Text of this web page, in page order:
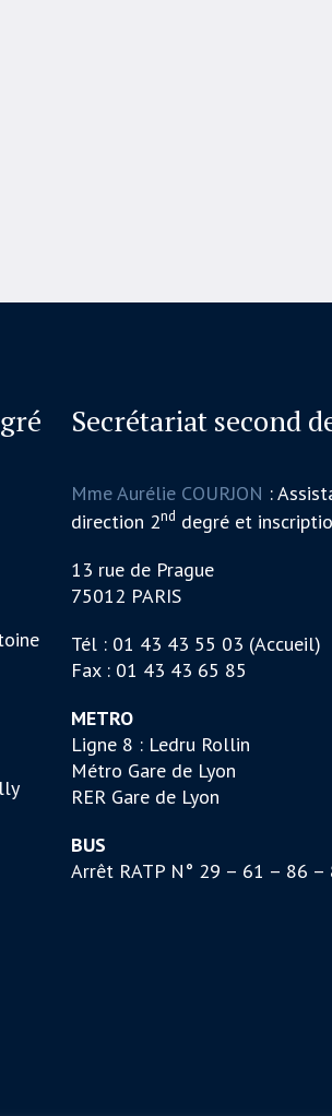
Secrétariat second
Mme Aurélie COURJON :
direction 2nd degré et
13 rue de Prague
75012 PARIS
Tél : 01 43 43 55 03 (Accueil)
Fax : 01 43 43 65 85
METRO
Ligne 8 : Ledru Rollin
Métro Gare de Lyon
RER Gare de Lyon
BUS
Arrêt RATP N° 29 – 61 – 86 –